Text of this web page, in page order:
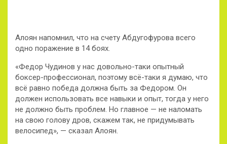
Алоян напомнил, что на счету Абдугофурова всего
одно поражение в 14 боях.
«Федор Чудинов у нас довольно-таки опытный
боксер-профессионал, поэтому всё-таки я думаю, что
всё равно победа должна быть за Федором. Он
должен использовать все навыки и опыт, тогда у него
не должно быть проблем. Но главное — не наломать
на свою голову дров, скажем так, не придумывать
велосипед», — сказал Алоян.